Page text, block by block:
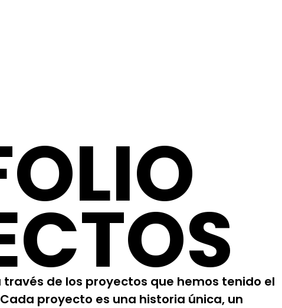
de los proyectos que hemos tenido el
proyecto es una historia única, un